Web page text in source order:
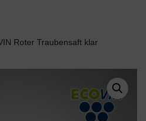
Roter Traubensaft klar